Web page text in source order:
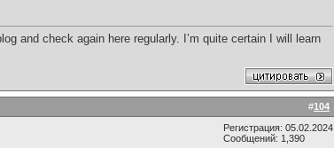
and check again here regularly. I’m quite certain I will learn
#104
Регистрация: 05.02.2024
Сообщений: 1,390